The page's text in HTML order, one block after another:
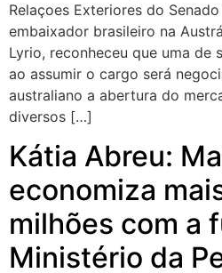
Relaçoes Exteriores do
embaixador brasileiro na
Lyrio, reconheceu que uma de
ao assumir o cargo será
australiano a abertura do
diversos […]
Kátia Abreu:
economiza
milhões com a
Ministério da